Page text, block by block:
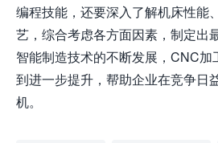
编程技能，还要深入了解机床性能
艺，综合考虑各方面因素，制定出
智能制造技术的不断发展，CNC加
到进一步提升，帮助企业在竞争日
机。